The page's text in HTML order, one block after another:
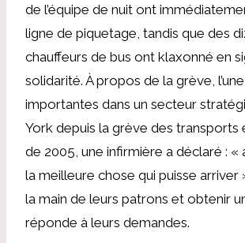
de l’équipe de nuit ont
ligne de piquetage, tandis que des
chauffeurs de bus ont klaxonné en
solidarité. À propos de la grève,
importantes dans un secteur
York depuis la grève des transports
de 2005, une infirmière a déclaré : «
la meilleure chose qui puisse
la main de leurs patrons et obtenir
réponde à leurs demandes.